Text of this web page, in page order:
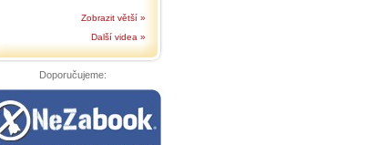
Zobrazit větší »
Další videa »
Doporučujeme: